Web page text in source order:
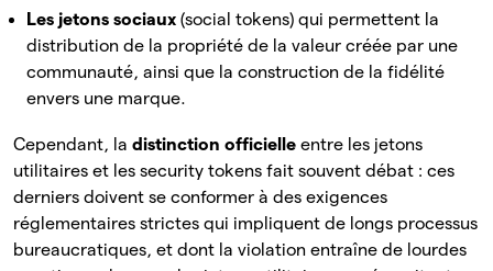
Les jetons sociaux (social tokens) qui permettent la
distribution de la propriété de la valeur créée par une
communauté, ainsi que la construction de la fidélité
envers une marque.
Cependant, la distinction officielle entre les jetons
utilitaires et les security tokens fait souvent débat : ces
derniers doivent se conformer à des exigences
réglementaires strictes qui impliquent de longs processus
bureaucratiques, et dont la violation entraîne de lourdes